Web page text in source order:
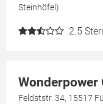
Steinhöfel)
2.5
Wonderpower
Feldststr. 34, 15517